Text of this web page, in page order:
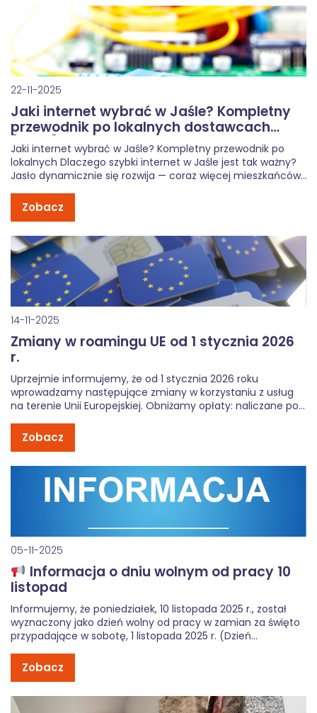
22-11-2025
Jaki internet wybrać w Jaśle? Kompletny
przewodnik po lokalnych dostawcach
[2025]
Jaki internet wybrać w Jaśle? Kompletny przewodnik po
lokalnych Dlaczego szybki internet w Jaśle jest tak ważny?
Jasło dynamicznie się rozwija — coraz więcej mieszkańców
cyfrowej. Stabilne łącze stało się standardem, a nie
luksusem. Dlatego wybór […]
Zobacz
14-11-2025
Zmiany w roamingu UE od 1 stycznia 2026
r.
Uprzejmie informujemy, że od 1 stycznia 2026 roku
wprowadzamy następujące zmiany w korzystaniu z usług
na terenie Unii Europejskiej. Obniżamy opłaty: naliczane po
Strefie Euro. Nowa cena to 0,0056832 zł za 1 MB (5,82 zł za
GB tj. 1024 […]
Zobacz
05-11-2025
Informacja o dniu wolnym od pracy 10
listopad
Informujemy, że poniedziałek, 10 listopada 2025 r., został
wyznaczony jako dzień wolny od pracy w zamian za święto
przypadające w sobotę, 1 listopada 2025 r. (Dzień
i Wrocławiu będą nieczynne.Zgłoszenia dotyczące awarii
Zobacz